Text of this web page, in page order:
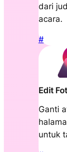
dari
acara.
#
Edit
Ganti
untuk